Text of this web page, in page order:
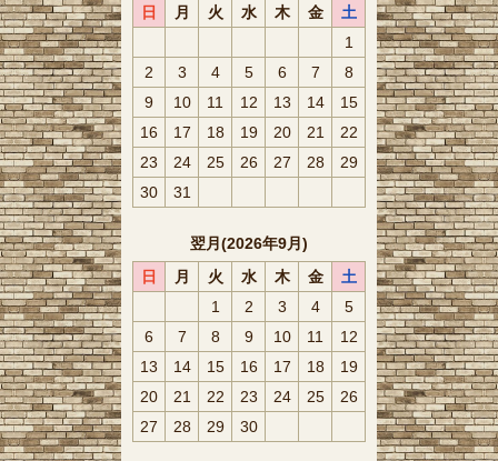
日
月 火 水 木 金
土
1
2
3 4 5 6 7
8
9
10 11 12 13 14
15
16
17 18 19 20 21
22
23
24 25 26 27 28
29
30
31
翌月(2026年9月)
日
月 火 水 木 金
土
1
2 3 4
5
6
7 8 9 10 11
12
13
14 15 16 17 18
19
20
21 22 23 24 25
26
27
28 29 30